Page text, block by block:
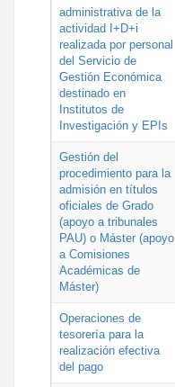
administrativa de la
actividad I+D+i
realizada por personal
del Servicio de
Gestión Económica
destinado en
Institutos de
Investigación y EPIs
Gestión del
procedimiento para la
admisión en títulos
oficiales de Grado
(apoyo a tribunales
PAU) o Máster (apoyo
a Comisiones
Académicas de
Máster)
Operaciones de
tesorería para la
realización efectiva
del pago